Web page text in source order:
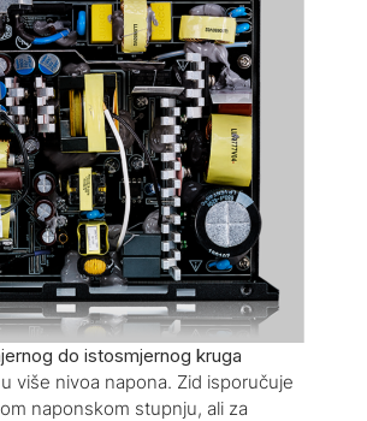
do istosmjernog kruga
više nivoa napona. Zid isporučuje
naponskom stupnju, ali za